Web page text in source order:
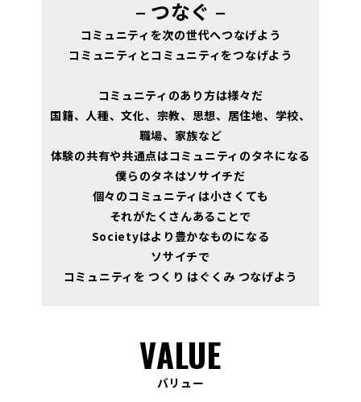
– つなぐ –
コミュニティを次の世代へつなげよう
コミュニティとコミュニティをつなげよう
コミュニティのあり方は様々だ
国籍、人種、文化、宗教、思想、居住地、学校、
職場、家族など
体験の共有や共通点はコミュニティのタネになる
僕らのタネはソサイチだ
個々のコミュニティは小さくても
それがたくさんあることで
Societyはより豊かなものになる
ソサイチで
コミュニティを つくり はぐくみ つなげよう
VALUE
バリュー